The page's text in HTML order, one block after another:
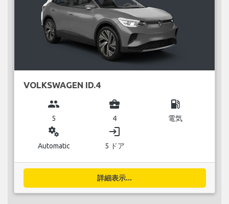
VOLKSWAGEN ID.4
group
5
business_center
4
local_gas_station
電気
miscellaneous_services
Automatic
login
5 ドア
詳細表示...